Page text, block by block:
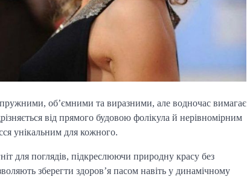
об’ємними та виразними, але водночас вимагає
від прямого будовою фолікула й нерівномірним
унікальним для кожного.
для поглядів, підкреслюючи природну красу без
зберегти здоров’я пасом навіть у динамічному